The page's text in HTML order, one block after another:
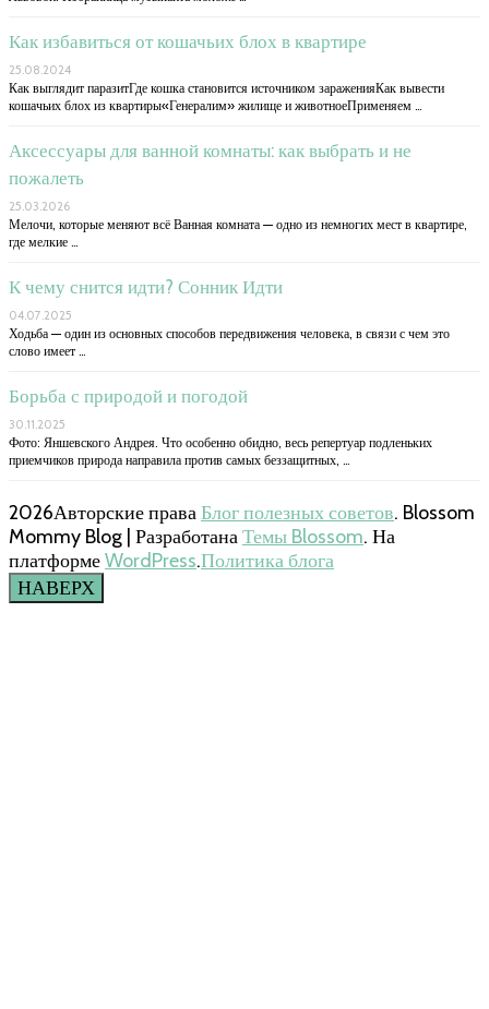
Как избавиться от кошачьих блох в квартире
25.08.2024
Как выглядит паразитГде кошка становится источником зараженияКак вывести
кошачьих блох из квартиры«Генералим» жилище и животноеПрименяем …
Аксессуары для ванной комнаты: как выбрать и не
пожалеть
25.03.2026
Мелочи, которые меняют всё Ванная комната — одно из немногих мест в квартире,
где мелкие …
К чему снится идти? Сонник Идти
04.07.2025
Ходьба — один из основных способов передвижения человека, в связи с чем это
слово имеет …
Борьба с природой и погодой
30.11.2025
Фото: Яншевского Андрея. Что особенно обидно, весь репертуар подленьких
приемчиков природа направила против самых беззащитных, …
2026Авторские праваБлог полезных советов. Blossom
Mommy Blog | РазработанаТемы Blossom. На
платформеWordPress.Политика блога
НАВЕРХ